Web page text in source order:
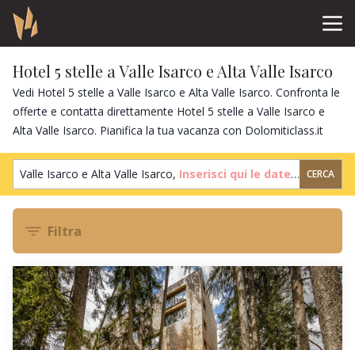
Hotel 5 stelle a Valle Isarco e Alta Valle Isarco
Vedi Hotel 5 stelle a Valle Isarco e Alta Valle Isarco. Confronta le
offerte e contatta direttamente Hotel 5 stelle a Valle Isarco e
Alta Valle Isarco. Pianifica la tua vacanza con Dolomiticlass.it
Valle Isarco e Alta Valle Isarco, Inserisci qui le date,2 ospiti
CERCA
Filtra